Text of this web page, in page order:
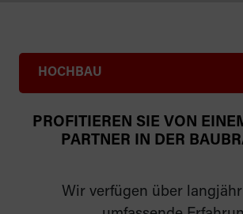
HOCHBAU
PROFITIEREN SIE VON
PARTNER IN DER
Wir verfügen über